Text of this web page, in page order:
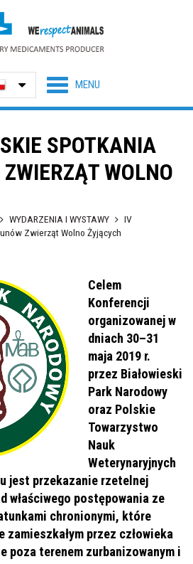
SPOTKANIA
WOLNO
WYDARZENIA I WYSTAWY
IV
Zwierząt Wolno Żyjących
Celem
Konferencji
organizowanej w
dniach 30–31
maja 2019 r.
przez Białowieski
Park Narodowy
oraz Polskie
Towarzystwo
Nauk
Weterynaryjnych
jest przekazanie rzetelnej
właściwego postępowania ze
chronionymi, które
zamieszkałym przez człowieka
poza terenem zurbanizowanym i